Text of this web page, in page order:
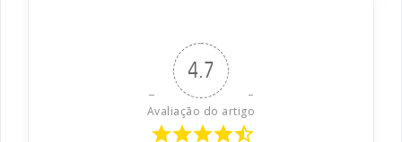
4.7
Avaliação do artigo